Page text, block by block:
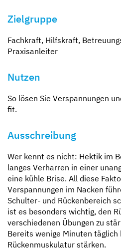
Zielgruppe
Fachkraft, Hilfskraft,
Praxisanleiter
Nutzen
So lösen Sie Verspannungen
fit.
Ausschreibung
Wer kennt es nicht: Hektik im
langes Verharren in einer
eine kühle Brise. All diese
Verspannungen im Nacken
Schulter- und Rückenbereich
ist es besonders wichtig, den
verschiedenen Übungen zu
Bereits wenige Minuten täglich
Rückenmuskulatur stärken.